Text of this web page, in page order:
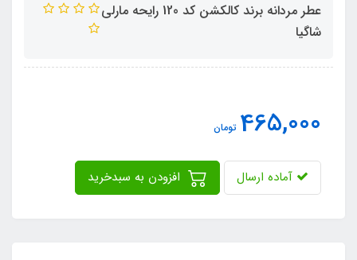
عطر مردانه برند کالکشن کد 120 رایحه مارلی
شاگیا
465,000 تومان
آماده ارسال